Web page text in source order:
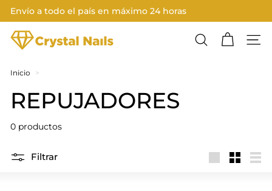
directamente
contenido
Diapositivas
Envío a todo el país en máximo 24 horas
C
Y
S
T
A
N
Buscar
Inicio >
REPUJADORES
0 productos
Filtrar